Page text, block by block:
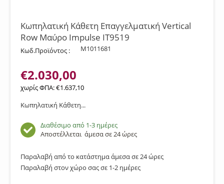
Κωπηλατική Κάθετη Επαγγελματική Vertical
Row Μαύρο Impulse IT9519
Κωδ.Προϊόντος : M1011681
€2.030,00
χωρίς ΦΠΑ:€1.637,10
Κωπηλατική Κάθετη...
Διαθέσιμο από 1-3 ημέρες
Αποστέλλεται άμεσα σε 24 ώρες
Παραλαβή από το κατάστημα άμεσα σε 24 ώρες
Παραλαβή στον χώρο σας σε 1-2 ημέρες